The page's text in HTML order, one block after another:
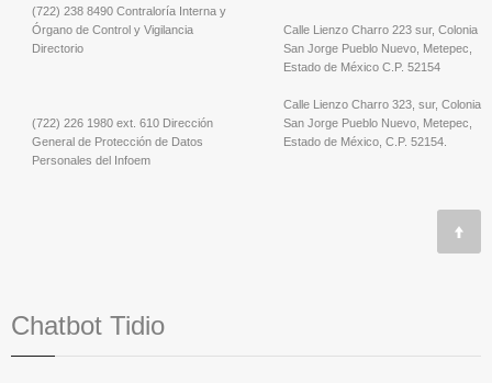
(722) 238 8490 Contraloría Interna y
Órgano de Control y Vigilancia
Directorio
(722) 226 1980 ext. 610 Dirección
General de Protección de Datos
Personales del Infoem
Calle Lienzo Charro 223 sur, Colonia
San Jorge Pueblo Nuevo, Metepec,
Estado de México C.P. 52154
Calle Lienzo Charro 323, sur, Colonia
San Jorge Pueblo Nuevo, Metepec,
Estado de México, C.P. 52154.
Chatbot Tidio